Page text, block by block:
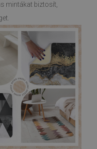
mintákat biztosít,